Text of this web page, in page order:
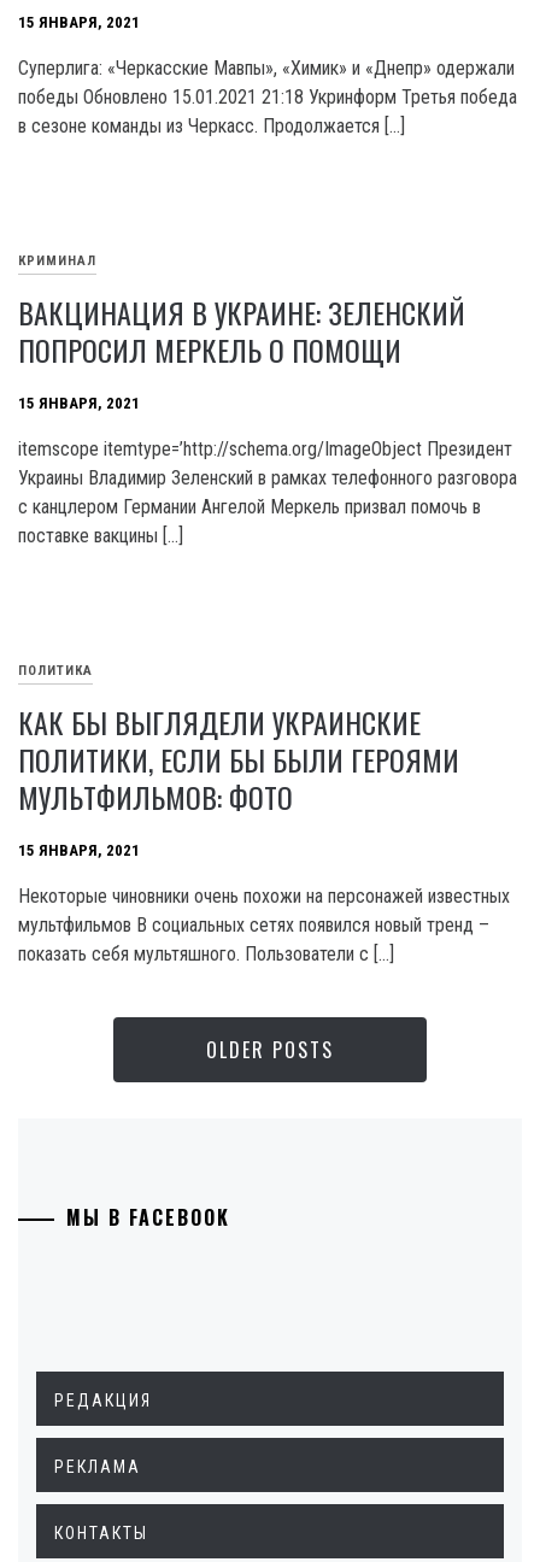
15 ЯНВАРЯ, 2021
Суперлига: «Черкасские Мавпы», «Химик» и «Днепр» одержали
победы Обновлено 15.01.2021 21:18 Укринформ Третья победа
в сезоне команды из Черкасс. Продолжается […]
КРИМИНАЛ
ВАКЦИНАЦИЯ В УКРАИНЕ: ЗЕЛЕНСКИЙ
ПОПРОСИЛ МЕРКЕЛЬ О ПОМОЩИ
15 ЯНВАРЯ, 2021
itemscope itemtype=’http://schema.org/ImageObject Президент
Украины Владимир Зеленский в рамках телефонного разговора
с канцлером Германии Ангелой Меркель призвал помочь в
поставке вакцины […]
ПОЛИТИКА
КАК БЫ ВЫГЛЯДЕЛИ УКРАИНСКИЕ
ПОЛИТИКИ, ЕСЛИ БЫ БЫЛИ ГЕРОЯМИ
МУЛЬТФИЛЬМОВ: ФОТО
15 ЯНВАРЯ, 2021
Некоторые чиновники очень похожи на персонажей известных
мультфильмов В социальных сетях появился новый тренд –
показать себя мультяшного. Пользователи с […]
OLDER POSTS
МЫ В FACEBOOK
РЕДАКЦИЯ
РЕКЛАМА
КОНТАКТЫ